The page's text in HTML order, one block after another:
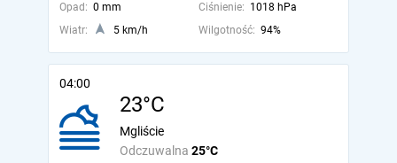
Opad: 0 mm Ciśnienie: 1018 hPa
Wiatr:
5 km/h Wilgotność: 94%
04:00
23°C
Odczuwalna 25°C
Mgliście